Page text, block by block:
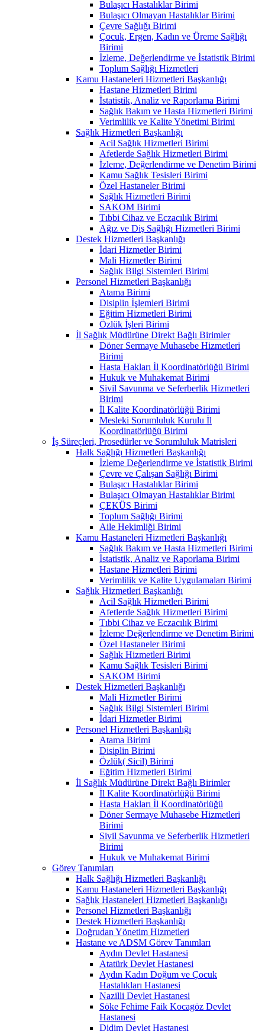
Bulaşıcı Hastalıklar Birimi
Bulaşıcı Olmayan Hastalıklar Birimi
Çevre Sağlığı Birimi
Çocuk, Ergen, Kadın ve Üreme Sağlığı
Birimi
İzleme, Değerlendirme ve İstatistik Birimi
Toplum Sağlığı Hizmetleri
Kamu Hastaneleri Hizmetleri Başkanlığı
Hastane Hizmetleri Birimi
İstatistik, Analiz ve Raporlama Birimi
Sağlık Bakım ve Hasta Hizmetleri Birimi
Verimlilik ve Kalite Yönetimi Birimi
Sağlık Hizmetleri Başkanlığı
Acil Sağlık Hizmetleri Birimi
Afetlerde Sağlık Hizmetleri Birimi
İzleme, Değerlendirme ve Denetim Birimi
Kamu Sağlık Tesisleri Birimi
Özel Hastaneler Birimi
Sağlık Hizmetleri Birimi
SAKOM Birimi
Tıbbi Cihaz ve Eczacılık Birimi
Ağız ve Diş Sağlığı Hizmetleri Birimi
Destek Hizmetleri Başkanlığı
İdari Hizmetler Birimi
Mali Hizmetler Birimi
Sağlık Bilgi Sistemleri Birimi
Personel Hizmetleri Başkanlığı
Atama Birimi
Disiplin İşlemleri Birimi
Eğitim Hizmetleri Birimi
Özlük İşleri Birimi
İl Sağlık Müdürüne Direkt Bağlı Birimler
Döner Sermaye Muhasebe Hizmetleri
Birimi
Hasta Hakları İl Koordinatörlüğü Birimi
Hukuk ve Muhakemat Birimi
Sivil Savunma ve Seferberlik Hizmetleri
Birimi
İl Kalite Koordinatörlüğü Birimi
Mesleki Sorumluluk Kurulu İl
Koordinatörlüğü Birimi
İş Süreçleri, Prosedürler ve Sorumluluk Matrisleri
Halk Sağlığı Hizmetleri Başkanlığı
İzleme Değerlendirme ve İstatistik Birimi
Çevre ve Çalışan Sağlığı Birimi
Bulaşıcı Hastalıklar Birimi
Bulaşıcı Olmayan Hastalıklar Birimi
ÇEKÜS Birimi
Toplum Sağlığı Birimi
Aile Hekimliği Birimi
Kamu Hastaneleri Hizmetleri Başkanlığı
Sağlık Bakım ve Hasta Hizmetleri Birimi
İstatistik, Analiz ve Raporlama Birimi
Hastane Hizmetleri Birimi
Verimlilik ve Kalite Uygulamaları Birimi
Sağlık Hizmetleri Başkanlığı
Acil Sağlık Hizmetleri Birimi
Afetlerde Sağlık Hizmetleri Birimi
Tıbbi Cihaz ve Eczacılık Birimi
İzleme Değerlendirme ve Denetim Birimi
Özel Hastaneler Birimi
Sağlık Hizmetleri Birimi
Kamu Sağlık Tesisleri Birimi
SAKOM Birimi
Destek Hizmetleri Başkanlığı
Mali Hizmetler Birimi
Sağlık Bilgi Sistemleri Birimi
İdari Hizmetler Birimi
Personel Hizmetleri Başkanlığı
Atama Birimi
Disiplin Birimi
Özlük( Sicil) Birimi
Eğitim Hizmetleri Birimi
İl Sağlık Müdürüne Direkt Bağlı Birimler
İl Kalite Koordinatörlüğü Birimi
Hasta Hakları İl Koordinatörlüğü
Döner Sermaye Muhasebe Hizmetleri
Birimi
Sivil Savunma ve Seferberlik Hizmetleri
Birimi
Hukuk ve Muhakemat Birimi
Görev Tanımları
Halk Sağlığı Hizmetleri Başkanlığı
Kamu Hastaneleri Hizmetleri Başkanlığı
Sağlık Hastaneleri Hizmetleri Başkanlığı
Personel Hizmetleri Başkanlığı
Destek Hizmetleri Başkanlığı
Doğrudan Yönetim Hizmetleri
Hastane ve ADSM Görev Tanımları
Aydın Devlet Hastanesi
Atatürk Devlet Hastanesi
Aydın Kadın Doğum ve Çocuk
Hastalıkları Hastanesi
Nazilli Devlet Hastanesi
Söke Fehime Faik Kocagöz Devlet
Hastanesi
Didim Devlet Hastanesi